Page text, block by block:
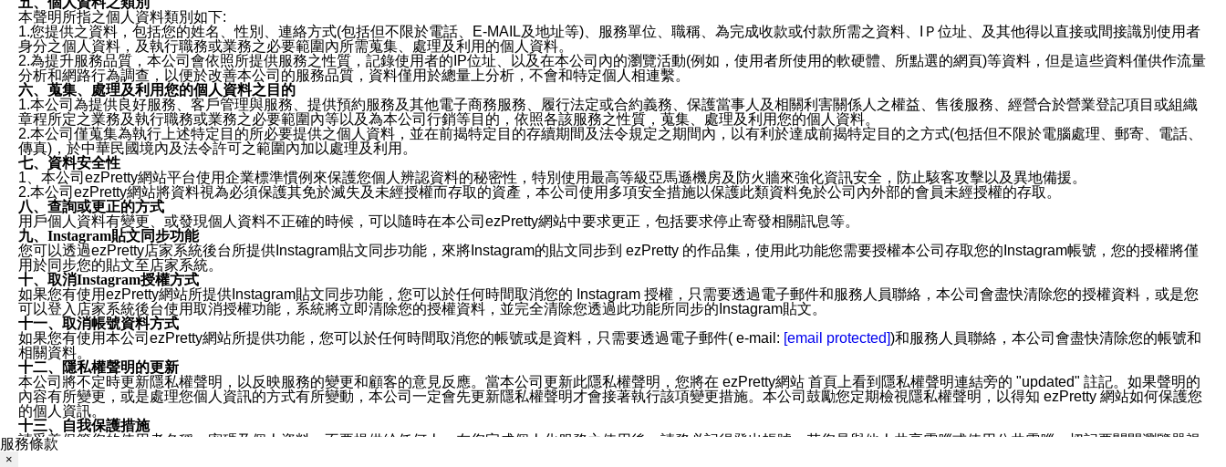
本聲明所指之個人資料類別如下:
1.您提供之資料，包括您的姓名、性別、連絡方式(包括但不限於電話、E-MAIL及地址等)、服務單位、職稱、為完成收款或付款所需之資料、IＰ位址、及其他得以直接或間接識別使用者
身分之個人資料，及執行職務或業務之必要範圍內所需蒐集、處理及利用的個人資料。
2.為提升服務品質，本公司會依照所提供服務之性質，記錄使用者的IP位址、以及在本公司內的瀏覽活動(例如，使用者所使用的軟硬體、所點選的網頁)等資料，但是這些資料僅供作流量
分析和網路行為調查，以便於改善本公司的服務品質，資料僅用於總量上分析，不會和特定個人相連繫。
六、蒐集、處理及利用您的個人資料之目的
1.本公司為提供良好服務、客戶管理與服務、提供預約服務及其他電子商務服務、履行法定或合約義務、保護當事人及相關利害關係人之權益、售後服務、經營合於營業登記項目或組織
章程所定之業務及執行職務或業務之必要範圍內等以及為本公司行銷等目的，依照各該服務之性質，蒐集、處理及利用您的個人資料。
2.本公司僅蒐集為執行上述特定目的所必要提供之個人資料，並在前揭特定目的存續期間及法令規定之期間內，以有利於達成前揭特定目的之方式(包括但不限於電腦處理、郵寄、電話、
傳真)，於中華民國境內及法令許可之範圍內加以處理及利用。
七、資料安全性
1、本公司ezPretty網站平台使用企業標準慣例來保護您個人辨認資料的秘密性，特別使用最高等級亞馬遜機房及防火牆來強化資訊安全，防止駭客攻擊以及異地備援。
2.本公司ezPretty網站將資料視為必須保護其免於滅失及未經授權而存取的資產，本公司使用多項安全措施以保護此類資料免於公司內外部的會員未經授權的存取。
八、查詢或更正的方式
用戶個人資料有變更、或發現個人資料不正確的時候，可以隨時在本公司ezPretty網站中要求更正，包括要求停止寄發相關訊息等。
九、Instagram貼文同步功能
您可以透過ezPretty店家系統後台所提供Instagram貼文同步功能，來將Instagram的貼文同步到 ezPretty 的作品集，使用此功能您需要授權本公司存取您的Instagram帳號，您的授權將僅
用於同步您的貼文至店家系統。
十、取消Instagram授權方式
如果您有使用ezPretty網站所提供Instagram貼文同步功能，您可以於任何時間取消您的 Instagram 授權，只需要透過電子郵件和服務人員聯絡，本公司會盡快清除您的授權資料，或是您
可以登入店家系統後台使用取消授權功能，系統將立即清除您的授權資料，並完全清除您透過此功能所同步的Instagram貼文。
十一、取消帳號資料方式
如果您有使用本公司ezPretty網站所提供功能，您可以於任何時間取消您的帳號或是資料，只需要透過電子郵件( e-mail: [email protected])和服務人員聯絡，本公司會盡快清除您的帳號和
相關資料。
十二、隱私權聲明的更新
本公司將不定時更新隱私權聲明，以反映服務的變更和顧客的意見反應。當本公司更新此隱私權聲明，您將在 ezPretty網站 首頁上看到隱私權聲明連結旁的 "updated" 註記。如果聲明的
內容有所變更，或是處理您個人資訊的方式有所變動，本公司一定會先更新隱私權聲明才會接著執行該項變更措施。本公司鼓勵您定期檢視隱私權聲明，以得知 ezPretty 網站如何保護您
的個人資訊。
十三、自我保護措施
請妥善保管您的使用者名稱、密碼及個人資料，不要提供給任何人。在您完成個人化服務之使用後，請務必記得登出帳號。若您是與他人共享電腦或使用公共電腦，切記要關閉瀏覽器視
窗，以防止他人讀取您的個人資料、信件或進入所機關管理區。
服務條款
×